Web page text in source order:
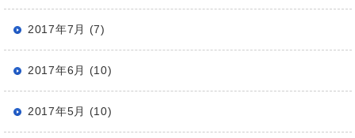
2017年7月 (7)
2017年6月 (10)
2017年5月 (10)